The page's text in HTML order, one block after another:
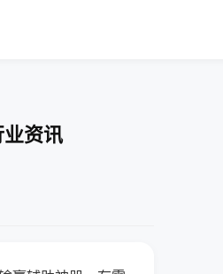
资讯